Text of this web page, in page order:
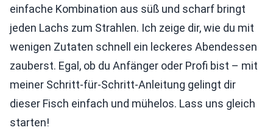
einfache Kombination aus süß und scharf bringt
jeden Lachs zum Strahlen. Ich zeige dir, wie du mit
wenigen Zutaten schnell ein leckeres Abendessen
zauberst. Egal, ob du Anfänger oder Profi bist – mit
meiner Schritt-für-Schritt-Anleitung gelingt dir
dieser Fisch einfach und mühelos. Lass uns gleich
starten!